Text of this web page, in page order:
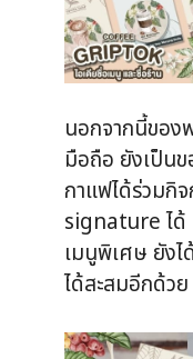
นอกจากนี้ขอ
มือถือ ยังเป็น
กาแฟได้ร่วมกิ
signature ได้
เมนูพิเศษ ยัง
ได้สะสมอีกด้วย